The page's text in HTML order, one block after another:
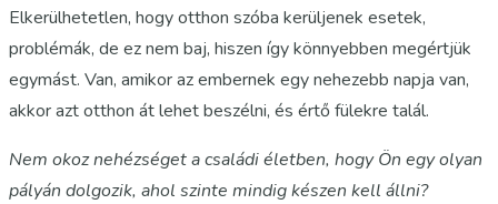
Elkerülhetetlen, hogy otthon szóba kerüljenek esetek,
problémák, de ez nem baj, hiszen így könnyebben megértjük
egymást. Van, amikor az embernek egy nehezebb napja van,
akkor azt otthon át lehet beszélni, és értő fülekre talál.
Nem okoz nehézséget a családi életben, hogy Ön egy olyan
pályán dolgozik, ahol szinte mindig készen kell állni?